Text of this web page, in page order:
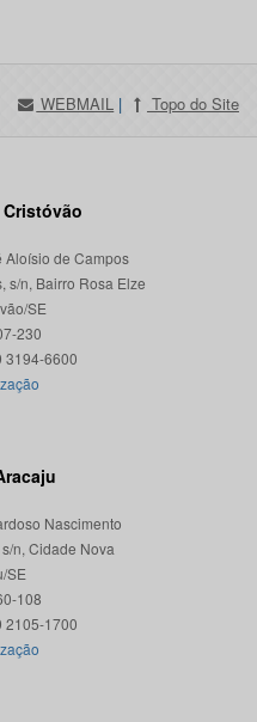
WEBMAIL | Topo do Site
Aloísio de Campos
s/n, Bairro Rosa Elze
SE
230
Nascimento
n, Cidade Nova
SE
108